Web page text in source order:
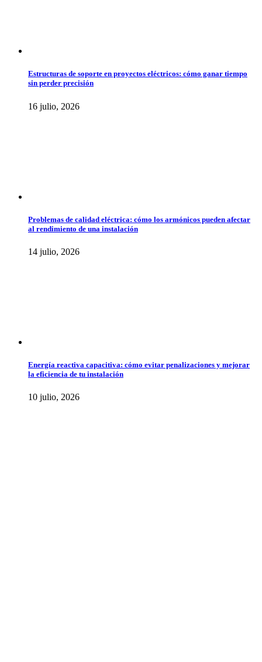
Estructuras de soporte en proyectos eléctricos: cómo ganar tiempo
sin perder precisión
16 julio, 2026
Problemas de calidad eléctrica: cómo los armónicos pueden afectar
al rendimiento de una instalación
14 julio, 2026
Energía reactiva capacitiva: cómo evitar penalizaciones y mejorar
la eficiencia de tu instalación
10 julio, 2026